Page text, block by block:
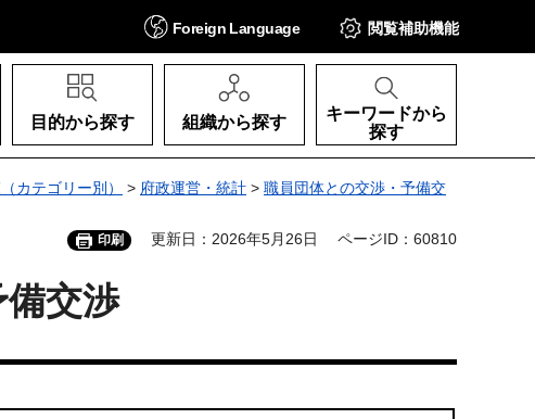
Foreign Language 閲覧補助機能
目的から探す 組織から探す
キーワードから
探す
カテゴリー別） > 府政運営・統計 > 職員団体との交渉・予備交
印刷 更新日：2026年5月26日 ページID：60810
交渉